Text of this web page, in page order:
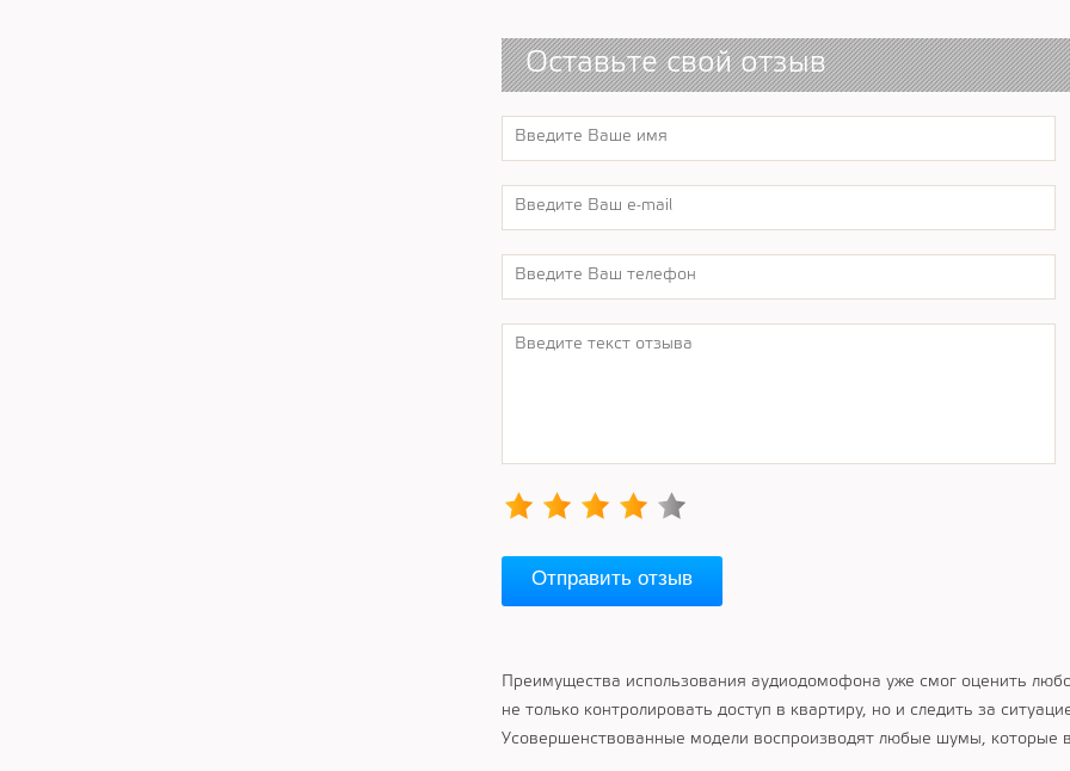
Преимущества использования аудиодомофона уже смог оценить
не только контролировать доступ в квартиру, но и следить за
Усовершенствованные модели воспроизводят любые шумы, которые
Оставьте свой отзыв
Отправить отзыв